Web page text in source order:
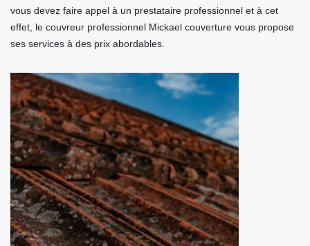
vous devez faire appel à un prestataire professionnel et à cet
effet, le couvreur professionnel Mickael couverture vous propose
ses services à des prix abordables.